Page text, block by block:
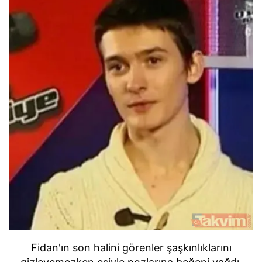
Fidan'ın son halini görenler şaşkınlıklarını